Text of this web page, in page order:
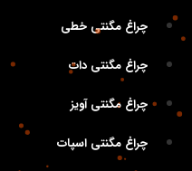
چراغ مگنتی خطی
چراغ مگنتی دات
چراغ مگنتی آویز
چراغ مگنتی اسپات